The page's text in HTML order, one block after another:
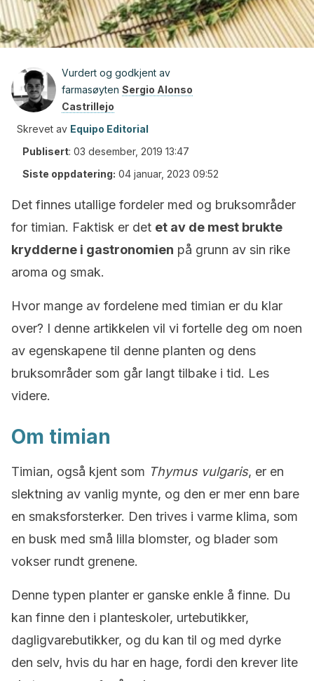
Vurdert og godkjent av
farmasøyten Sergio Alonso
Castrillejo
Skrevet av Equipo Editorial
Publisert: 03 desember, 2019 13:47
Siste oppdatering: 04 januar, 2023 09:52
Det finnes utallige fordeler med og bruksområder
for timian. Faktisk er det et av de mest brukte
krydderne i gastronomien på grunn av sin rike
aroma og smak.
Hvor mange av fordelene med timian er du klar
over? I denne artikkelen vil vi fortelle deg om noen
av egenskapene til denne planten og dens
bruksområder som går langt tilbake i tid. Les
videre.
Om timian
Timian, også kjent som Thymus vulgaris, er en
slektning av vanlig mynte, og den er mer enn bare
en smaksforsterker. Den trives i varme klima, som
en busk med små lilla blomster, og blader som
vokser rundt grenene.
Denne typen planter er ganske enkle å finne. Du
kan finne den i planteskoler, urtebutikker,
dagligvarebutikker, og du kan til og med dyrke
den selv, hvis du har en hage, fordi den krever lite